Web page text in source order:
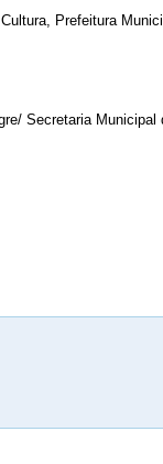
Prefeitura
Secretaria